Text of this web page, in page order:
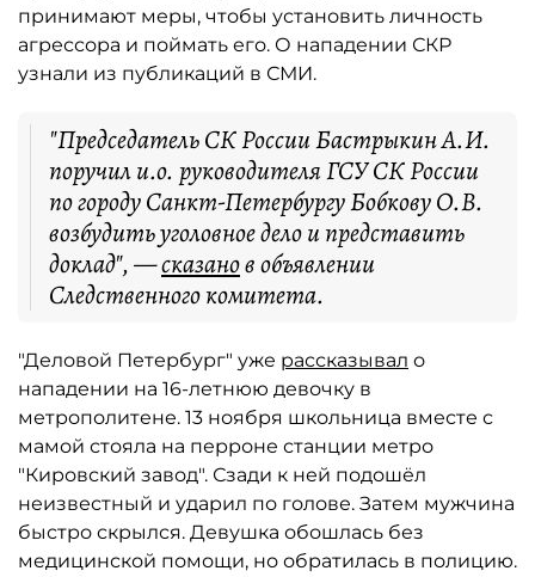
принимают меры, чтобы установить личность
агрессора и поймать его. О нападении СКР
узнали из публикаций в СМИ.
"Председатель СК России Бастрыкин А.И.
поручил и.о. руководителя ГСУ СК России
по городу Санкт-Петербургу Бобкову О.В.
возбудить уголовное дело и представить
доклад", —сказанов объявлении
Следственного комитета.
"Деловой Петербург" уже рассказывал о
нападении на 16-летнюю девочку в
метрополитене. 13 ноября школьница вместе с
мамой стояла на перроне станции метро
"Кировский завод". Сзади к ней подошёл
неизвестный и ударил по голове. Затем мужчина
быстро скрылся. Девушка обошлась без
медицинской помощи, но обратилась в полицию.